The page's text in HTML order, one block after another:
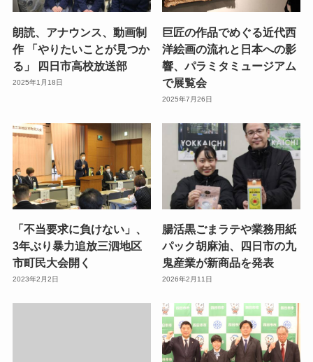
朗読、アナウンス、動画制
作 「やりたいことが見つか
る」 四日市高校放送部
2025年1月18日
巨匠の作品でめぐる近代西
洋絵画の流れと日本への影
響、パラミタミュージアム
で展覧会
2025年7月26日
「不当要求に負けない」、
3年ぶり暴力追放三泗地区
市町民大会開く
2023年2月2日
腸活黒ごまラテや業務用紙
パック胡麻油、四日市の九
鬼産業が新商品を発表
2026年2月11日